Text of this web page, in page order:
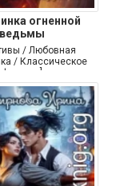
огненной
ведьмы
/ Любовная
/ Классическое
фэнтези]